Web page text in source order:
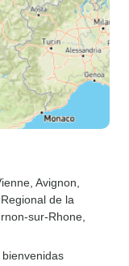
, Avignon
de la
sur-Rhone